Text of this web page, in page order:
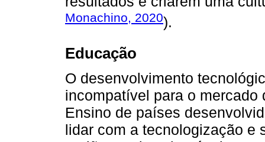
Monachino, 2020).
Educação
O desenvolvimento
incompatível para o mercado
Ensino de países
lidar com a tecnologização e